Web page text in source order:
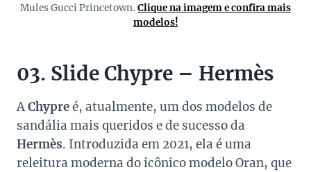
Mules Gucci Princetown. Clique na imagem e confira mais
modelos!
03. Slide Chypre – Hermès
AChypreé, atualmente, um dos modelos de
sandália mais queridos e de sucesso da
Hermès. Introduzida em 2021, ela é uma
releitura moderna do icônico modelo Oran, que